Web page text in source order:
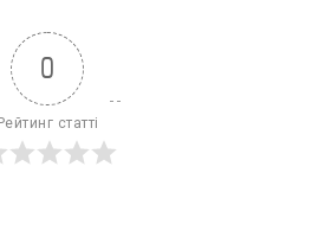
0
Рейтинг статті